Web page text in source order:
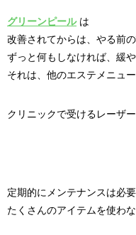
グリーンピール は
改善されてからは、やる前
ずっと何もしなければ、緩
それは、他のエステメニュー
クリニックで受けるレーザ
定期的にメンテナンスは必
たくさんのアイテムを使わ